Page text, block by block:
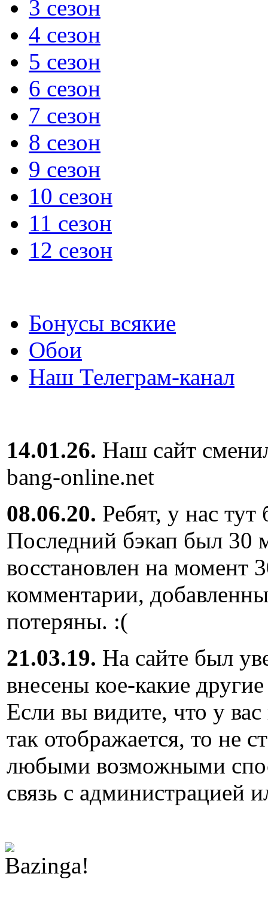
3 сезон
4 сезон
5 сезон
6 сезон
7 сезон
8 сезон
9 сезон
10 сезон
11 сезон
12 сезон
Бонусы всякие
Обои
Наш Телеграм-канал
14.01.26. Наш сайт
bang-online.net
08.06.20. Ребят, у нас
Последний бэкап был 30
восстановлен на
комментарии,
потеряны. :(
21.03.19. На сайте был
внесены кое-какие
Если вы видите, что у
так отображается, то не
любыми возможными
связь с администрацией